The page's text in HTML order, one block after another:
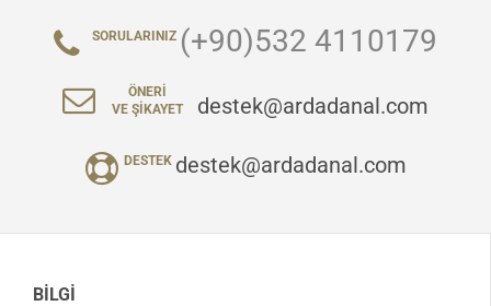
SORULARINIZ (+90)532 4110179
ÖNERI
VE ŞIKAYET
destek@ardadanal.com
DESTEK destek@ardadanal.com
BILGI